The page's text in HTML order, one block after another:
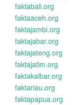
faktabali.org
faktaaceh.org
faktajambi.org
faktajabar.org
faktajateng.org
faktajatim.org
faktakalbar.org
faktariau.org
faktapapua.org